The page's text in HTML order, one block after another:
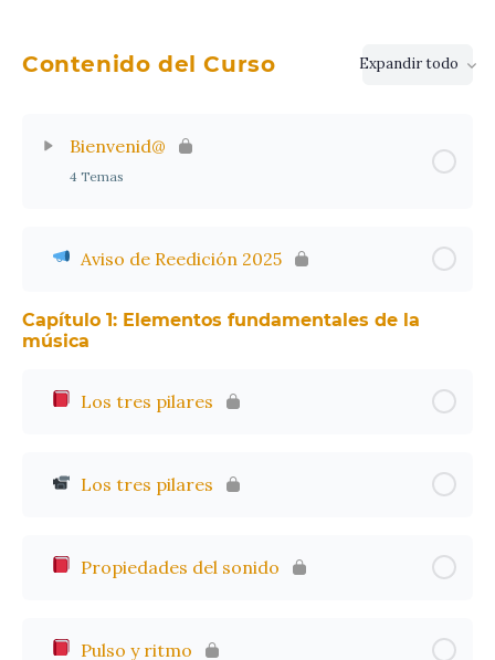
Contenido del Curso Expandir todo
Lecciones
Bienvenid@
4 Temas
Aviso de Reedición 2025
Capítulo 1: Elementos fundamentales de la
música
Los tres pilares
Los tres pilares
Propiedades del sonido
Pulso y ritmo